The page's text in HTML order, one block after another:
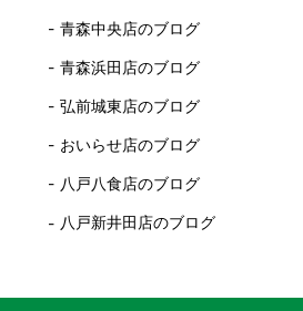
青森中央店のブログ
青森浜田店のブログ
弘前城東店のブログ
おいらせ店のブログ
八戸八食店のブログ
八戸新井田店のブログ